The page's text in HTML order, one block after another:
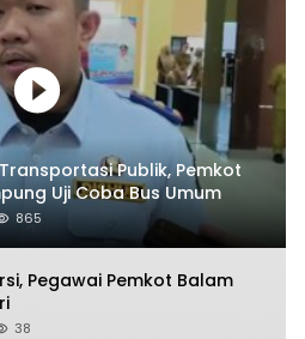
Publik, Pemkot
Uji Coba Bus Umum
865
Pegawai Pemkot Balam
38